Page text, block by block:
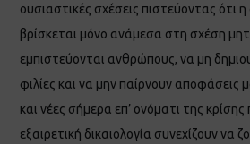
ουσιαστικές σχέσεις πιστεύοντας ότι
βρίσκεται μόνο ανάμεσα στη σχέση
εμπιστεύονται ανθρώπους, να μη
φιλίες και να μην παίρνουν αποφάσεις
και νέες σήμερα επ’ ονόματι της
εξαιρετική δικαιολογία συνεχίζουν να